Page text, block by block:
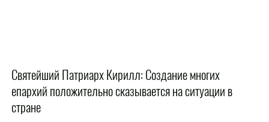
Святейший Патриарх Кирилл: Создание многих
епархий положительно сказывается на ситуации в
стране